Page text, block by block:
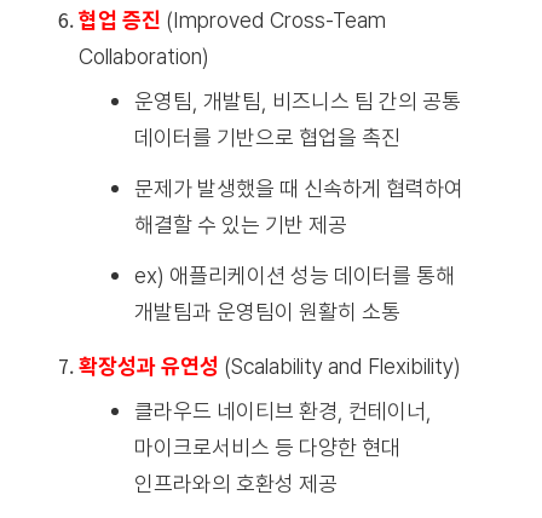
협업 증진 (Improved Cross-Team
Collaboration)
운영팀, 개발팀, 비즈니스 팀 간의 공통
데이터를 기반으로 협업을 촉진
문제가 발생했을 때 신속하게 협력하여
해결할 수 있는 기반 제공
ex) 애플리케이션 성능 데이터를 통해
개발팀과 운영팀이 원활히 소통
확장성과 유연성 (Scalability and Flexibility)
클라우드 네이티브 환경, 컨테이너,
마이크로서비스 등 다양한 현대
인프라와의 호환성 제공